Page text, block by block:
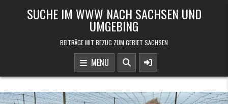
SUCHE IM WWW NACH SACHSEN UND
UMGEBING
BEITRÄGE MIT BEZUG ZUM GEBIET SACHSEN
MENU